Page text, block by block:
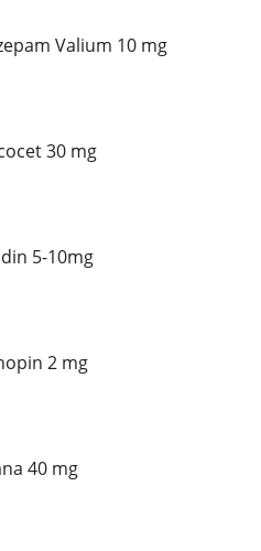
Valium 10 mg
30 mg
5-10mg
2 mg
40 mg